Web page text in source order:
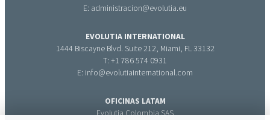
E: administracion@evolutia.eu
EVOLUTIA INTERNATIONAL
1444 Biscayne Blvd. Suite 212, Miami, FL 33132
T: +1 786 574 0931
E: info@evolutiainternational.com
OFICINAS LATAM
Evolutia Colombia SAS